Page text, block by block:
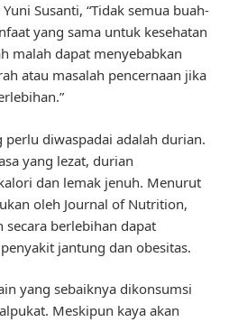
Susanti, “Tidak semua buah-
yang sama untuk kesehatan
malah dapat menyebabkan
atau masalah pencernaan jika
perlu diwaspadai adalah durian.
yang lezat, durian
dan lemak jenuh. Menurut
oleh Journal of Nutrition,
berlebihan dapat
jantung dan obesitas.
yang sebaiknya dikonsumsi
Meskipun kaya akan